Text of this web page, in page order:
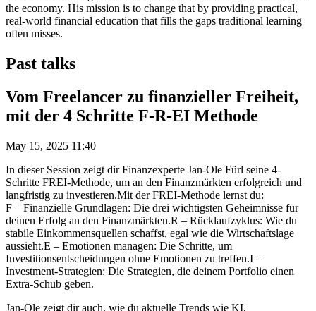
the economy. His mission is to change that by providing practical,
real-world financial education that fills the gaps traditional learning
often misses.
Past talks
Vom Freelancer zu finanzieller Freiheit,
mit der 4 Schritte F-R-EI Methode
May 15, 2025 11:40
In dieser Session zeigt dir Finanzexperte Jan-Ole Fürl seine 4-
Schritte FREI-Methode, um an den Finanzmärkten erfolgreich und
langfristig zu investieren.Mit der FREI-Methode lernst du:
F – Finanzielle Grundlagen: Die drei wichtigsten Geheimnisse für
deinen Erfolg an den Finanzmärkten.R – Rücklaufzyklus: Wie du
stabile Einkommensquellen schaffst, egal wie die Wirtschaftslage
aussieht.E – Emotionen managen: Die Schritte, um
Investitionsentscheidungen ohne Emotionen zu treffen.I –
Investment-Strategien: Die Strategien, die deinem Portfolio einen
Extra-Schub geben.
Jan-Ole zeigt dir auch, wie du aktuelle Trends wie KI,